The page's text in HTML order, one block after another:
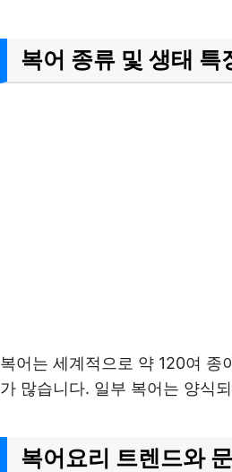
복어 종류 및 생태 특
복어는 세계적으로 약 120여 종
가 많습니다. 일부 복어는 양식
복어요리 트렌드와